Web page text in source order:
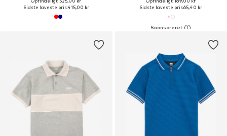
Sidste laveste pris:415,00 kr
Sidste laveste pris:65,40 kr